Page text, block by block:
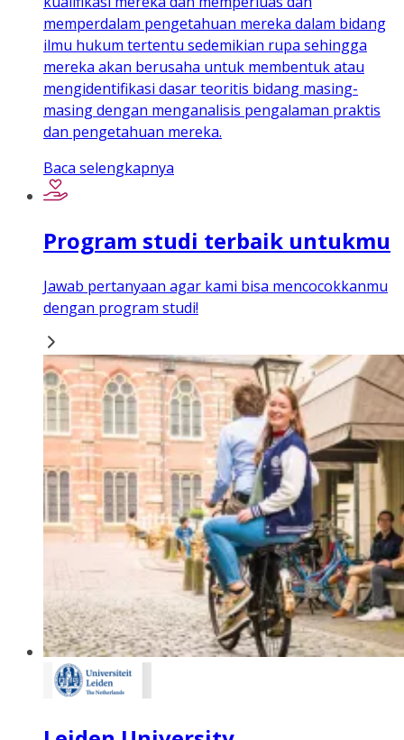
memperdalam pengetahuan mereka dalam bidang
ilmu hukum tertentu sedemikian rupa sehingga
mereka akan berusaha untuk membentuk atau
mengidentifikasi dasar teoritis bidang masing-
masing dengan menganalisis pengalaman praktis
dan pengetahuan mereka.
Baca selengkapnya
Program studi terbaik untukmu
Jawab pertanyaan agar kami bisa mencocokkanmu
dengan program studi!